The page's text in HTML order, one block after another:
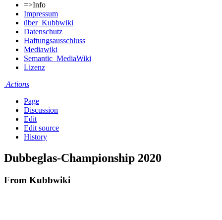
=>Info
Impressum
über_Kubbwiki
Datenschutz
Haftungsausschluss
Mediawiki
Semantic_MediaWiki
Lizenz
Actions
Page
Discussion
Edit
Edit source
History
Dubbeglas-Championship 2020
From Kubbwiki